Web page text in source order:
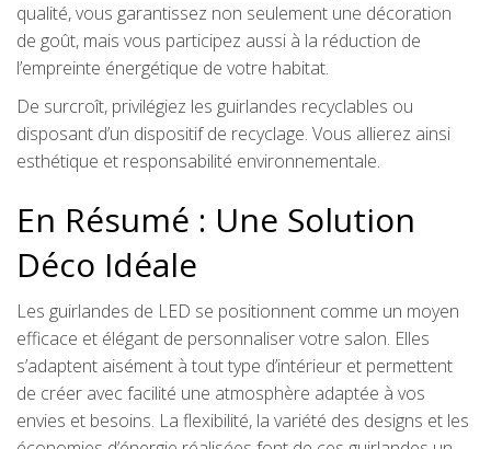
qualité, vous garantissez non seulement une décoration
de goût, mais vous participez aussi à la réduction de
l’empreinte énergétique de votre habitat.
De surcroît, privilégiez les guirlandes recyclables ou
disposant d’un dispositif de recyclage. Vous allierez ainsi
esthétique et responsabilité environnementale.
En Résumé : Une Solution
Déco Idéale
Les guirlandes de LED se positionnent comme un moyen
efficace et élégant de personnaliser votre salon. Elles
s’adaptent aisément à tout type d’intérieur et permettent
de créer avec facilité une atmosphère adaptée à vos
envies et besoins. La flexibilité, la variété des designs et les